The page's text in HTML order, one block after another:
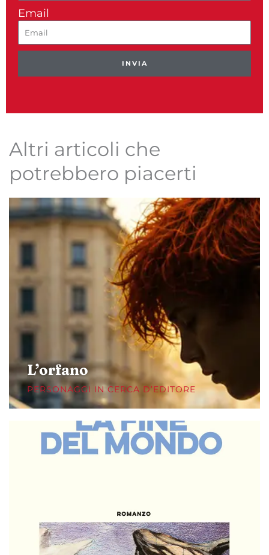
Email
INVIA
Altri articoli che
potrebbero piacerti
L’orfano
PERSONAGGI IN CERCA D’EDITORE